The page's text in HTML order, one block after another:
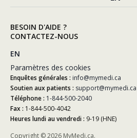
BESOIN D'AIDE ?
CONTACTEZ-NOUS
EN
Paramètres des cookies
Enquêtes générales : info@mymedi.ca
Soutien aux patients : support@mymedi.ca
Téléphone : 1-844-500-2040
Fax : 1-844-500-4042
Heures lundi au vendredi : 9-19 (HNE)
Copyright ©2026 MyMedi.ca.